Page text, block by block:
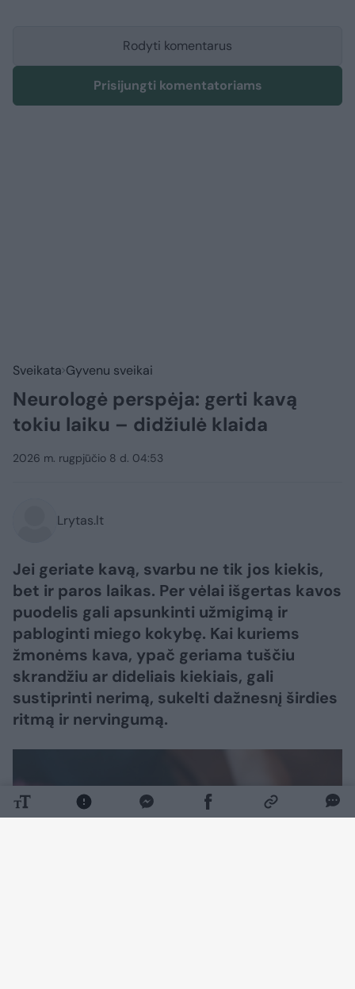
Rodyti komentarus
Prisijungti komentatoriams
Sveikata Gyvenu sveikai
Neurologė perspėja: gerti kavą
tokiu laiku – didžiulė klaida
2026 m. rugpjūčio 8 d. 04:53
Lrytas.lt
Jei geriate kavą, svarbu ne tik jos kiekis,
bet ir paros laikas. Per vėlai išgertas kavos
puodelis gali apsunkinti užmigimą ir
pabloginti miego kokybę. Kai kuriems
žmonėms kava, ypač geriama tuščiu
skrandžiu ar dideliais kiekiais, gali
sustiprinti nerimą, sukelti dažnesnį širdies
ritmą ir nervingumą.